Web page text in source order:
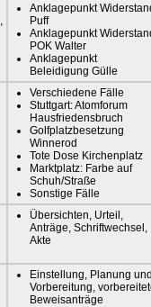
Anklagepunkt
Puff
Anklagepunkt
POK Walter
Anklagepunkt
Beleidigung Gülle
Verschiedene Fälle
Stuttgart: Atomforum
Hausfriedensbruch
Golfplatzbesetzung
Winnerod
Tote Dose Kirchenplatz
Marktplatz: Farbe auf
Schuh/Straße
Sonstige Fälle
Übersichten, Urteil,
Anträge, Schriftwechsel,
Akte
Einstellung, Planung
Vorbereitung,
Beweisanträge